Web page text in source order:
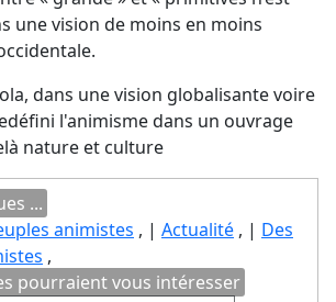
une vision de moins en moins
dans une vision globalisante voire
l'animisme dans un ouvrage
nature et culture
...
animistes , | Actualité , | Des
,
pourraient vous intéresser